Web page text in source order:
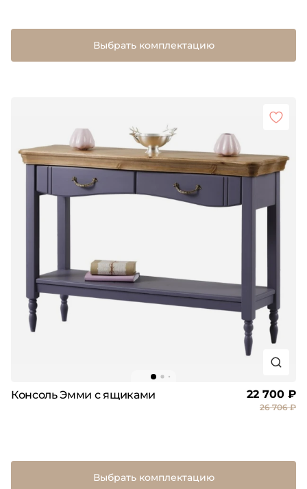
Выбрать комплектацию
Консоль Эмми с ящиками 22 700 ₽
26 706 ₽
Выбрать комплектацию